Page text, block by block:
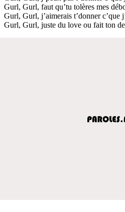
Gurl, Gurl, faut qu’tu tolères mes
Gurl, Gurl, j’aimerais t’donner c’que
Gurl, Gurl, juste du love ou fait ton